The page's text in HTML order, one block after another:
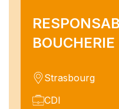
Strasbourg
CDI